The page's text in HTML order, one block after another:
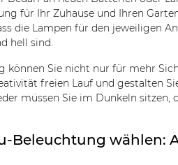
für Ihr Zuhause und Ihren
die Lampen für den jeweiligen
hell sind.
Sie nicht nur für mehr
freien Lauf und gestalten
müssen Sie im Dunkeln
Beleuchtung wählen: